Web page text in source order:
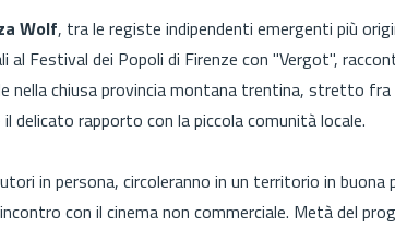
Wolf, tra le registe indipendenti emergenti più
al Festival dei Popoli di Firenze con "Vergot",
nella chiusa provincia montana trentina, stretto
delicato rapporto con la piccola comunità locale.
in persona, circoleranno in un territorio in
con il cinema non commerciale. Metà del